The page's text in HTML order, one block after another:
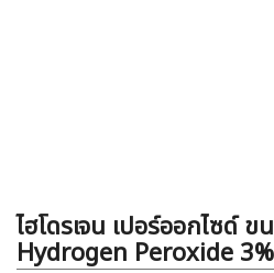
ไฮโดรเจน เปอร์ออกไซด์
Hydrogen Peroxide 3%